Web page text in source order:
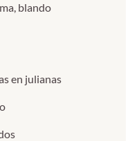
blando
en julianas